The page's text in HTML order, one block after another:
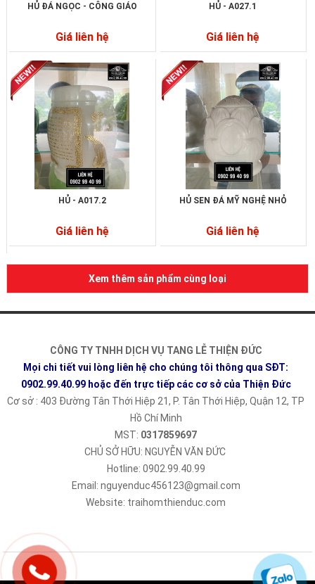
HỦ ĐÁ NGỌC - CÔNG GIÁO
Giá liên hệ
HỦ - A027.1
Giá liên hệ
HỦ - A017.2
Giá liên hệ
HỦ SEN ĐÁ MỸ NGHỆ NHỎ
Giá liên hệ
Xem thêm sản phẩm cùng loại
CÔNG TY TNHH DỊCH VỤ TANG LỄ THIỆN ĐỨC
Mọi chi tiết vui lòng liên hệ cho chúng tôi thông qua SĐT:
0902.99.40.99hoặc đến trực tiếp các cơ sở của Thiện Đức
Cơ sở : 403 Đường Tân Thới Hiệp 21, P. Tân Thới Hiệp, Quận 12, TP
Hồ Chí Minh
MST: 0317859697
CHỦ SỞ HỮU: NGUYỄN VĂN ĐỨC
Hotline: 0902.99.40.99
Email: nguyenduc456123@gmail.com
Website: traihomthienduc.com